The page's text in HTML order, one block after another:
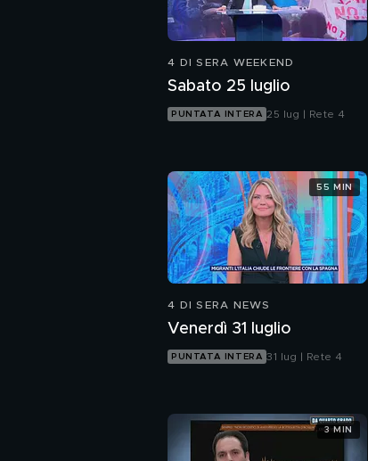
4 DI SERA WEEKEND
Sabato 25 luglio
PUNTATA INTERA 25 lug | Rete 4
4 DI SERA NEWS
Venerdì 31 luglio
PUNTATA INTERA 31 lug | Rete 4
55 MIN
3 MIN